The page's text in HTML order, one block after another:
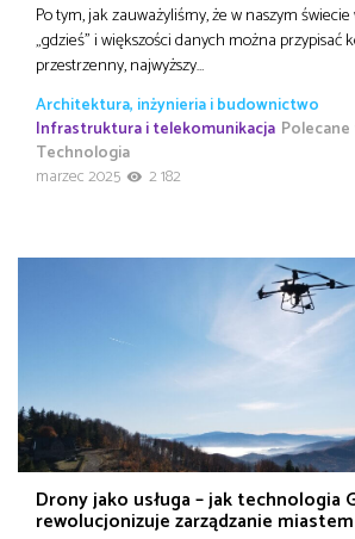
Po tym, jak zauważyliśmy, że w naszym
„gdzieś” i większości danych można przypisać
przestrzenny, najwyższy…
Architektura, inżynieria i budownictwo
Infrastruktura i telekomunikacja
Technologia
marzec 2025
2 182
Drony jako usługa – jak technologia
rewolucjonizuje zarządzanie miastem